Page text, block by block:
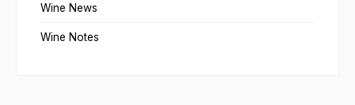
Wine News
Wine Notes